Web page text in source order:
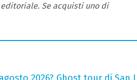
Se acquisti uno di